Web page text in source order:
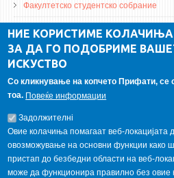
Факултетско студентско собрание
ДА Винчи магазин
Алумни асоцијација
ГАЛЕРИЈА
НИЕ КОРИСТИМЕ
ЗА ДА ГО ПОДОБРИМЕ
ИСКУСТВО
Со кликнување на копчето Прифати, се
тоа. Повеќе информации
Задолжителнi
Овие колачиња помагаат веб-локацијата
овозможување на основни функции како
пристап до безбедни области на веб-
може да функционира правилно без овие